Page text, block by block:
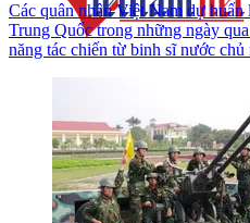
Các quân nhân Việt Nam dự
Trung Quốc trong những ngày
năng tác chiến từ binh sĩ nước chủ